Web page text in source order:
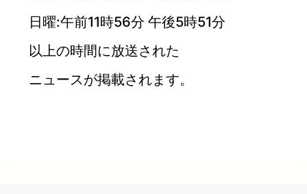
日曜:午前11時56分 午後5時51分
以上の時間に放送された
ニュースが掲載されます。